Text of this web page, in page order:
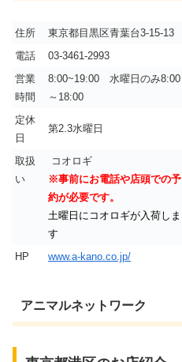
住所
東京都目黒区青葉台3-15-13
電話
03-3461-2993
営業
時間
8:00~19:00 水曜日のみ8:00
～18:00
定休
日
第2.3水曜日
取扱
い
コオロギ
※事前にお電話や店頭での予
約が必要です。
土曜日にコオロギが入荷しま
す
HP
www.a-kano.co.jp/
アニマルネットワーク